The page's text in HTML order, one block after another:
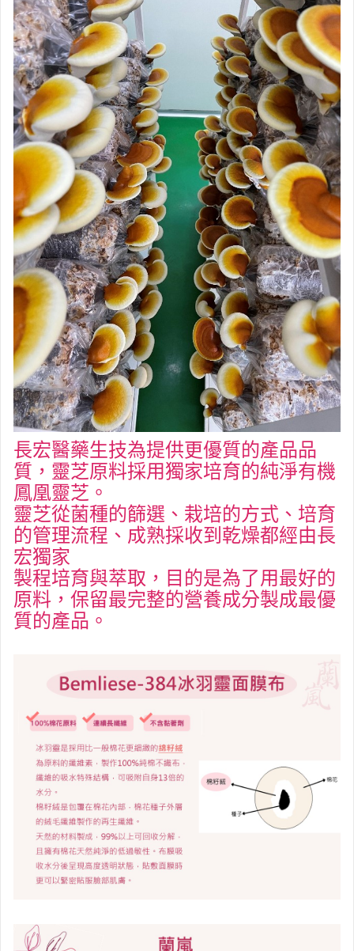
長宏醫藥生技為提供更優質的產品品
質，靈芝原料採用獨家培育的純淨有機
鳳凰靈芝。
靈芝從菌種的篩選、栽培的方式、培育
的管理流程、成熟採收到乾燥都經由長
宏獨家
製程培育與萃取，目的是為了用最好的
原料，保留最完整的營養成分製成最優
質的產品。